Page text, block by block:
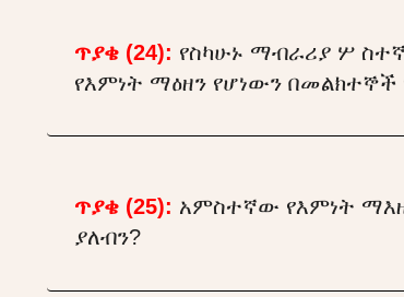
ጥያቄ (24): የስካሁኑ ማብራሪያ ሦ
የእምነት ማዕዘን የሆነውን
ጥያቄ (25): አምስተኛው የእምነት
ያለብን?